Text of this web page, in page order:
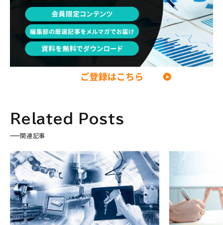
DX・テクノロジー リスキリング・資格 M&A・ファイナンス
Related Posts
関連記事